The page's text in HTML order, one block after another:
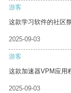
游客
这款学习软件的社区
2025-09-03
游客
这款加速器VPM应用
2025-09-03